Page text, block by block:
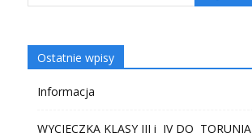
Ostatnie wpisy
Informacja
WYCIECZKA KLASY III i IV DO TORUNIA